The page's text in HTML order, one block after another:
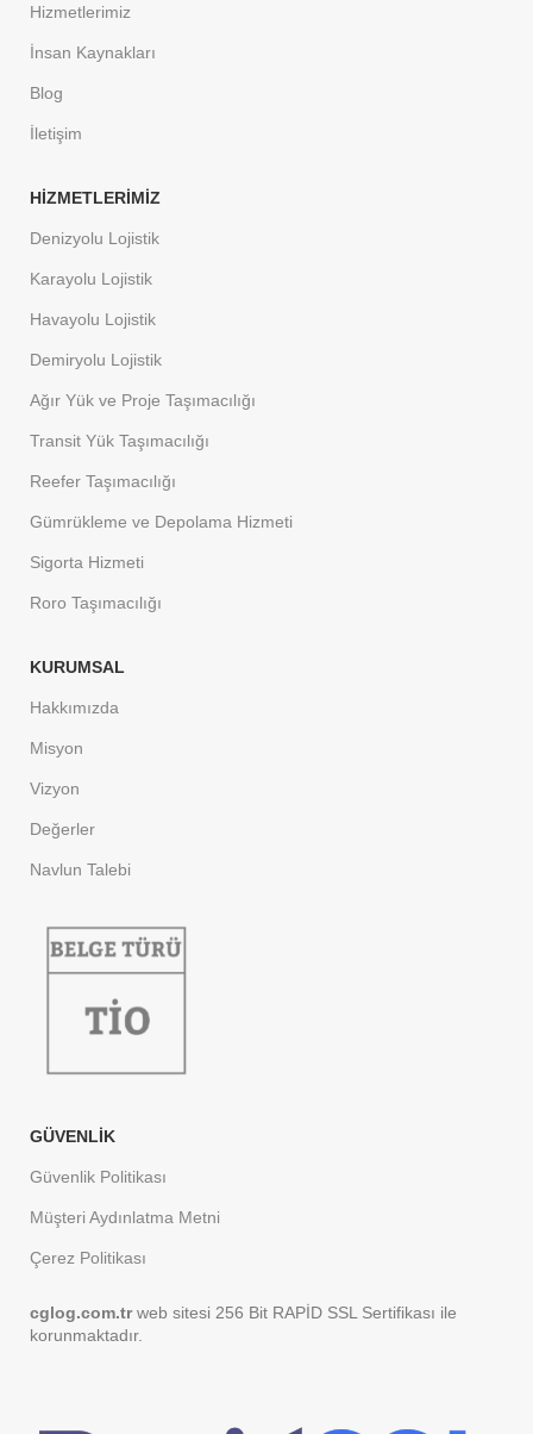
Hizmetlerimiz
İnsan Kaynakları
Blog
İletişim
HİZMETLERİMİZ
Denizyolu Lojistik
Karayolu Lojistik
Havayolu Lojistik
Demiryolu Lojistik
Ağır Yük ve Proje Taşımacılığı
Transit Yük Taşımacılığı
Reefer Taşımacılığı
Gümrükleme ve Depolama Hizmeti
Sigorta Hizmeti
Roro Taşımacılığı
KURUMSAL
Hakkımızda
Misyon
Vizyon
Değerler
Navlun Talebi
GÜVENLIK
Güvenlik Politikası
Müşteri Aydınlatma Metni
Çerez Politikası
cglog.com.tr web sitesi 256 Bit RAPİD SSL Sertifikası ile
korunmaktadır.